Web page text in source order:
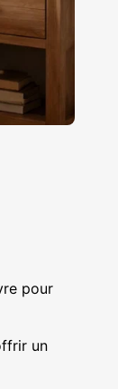
pour
un